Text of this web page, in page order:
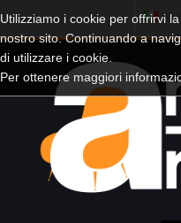
Utilizziamo i cookie per offrirvi
nostro sito. Continuando a
di utilizzare i cookie.
Per ottenere maggiori